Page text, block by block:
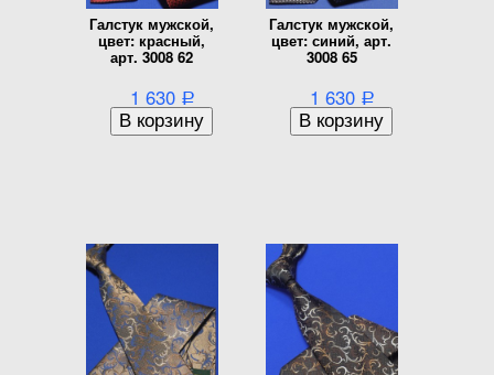
Галстук мужской,
цвет: красный,
арт. 3008 62
1 630 Р
Галстук мужской,
цвет: синий, арт.
3008 65
1 630 Р